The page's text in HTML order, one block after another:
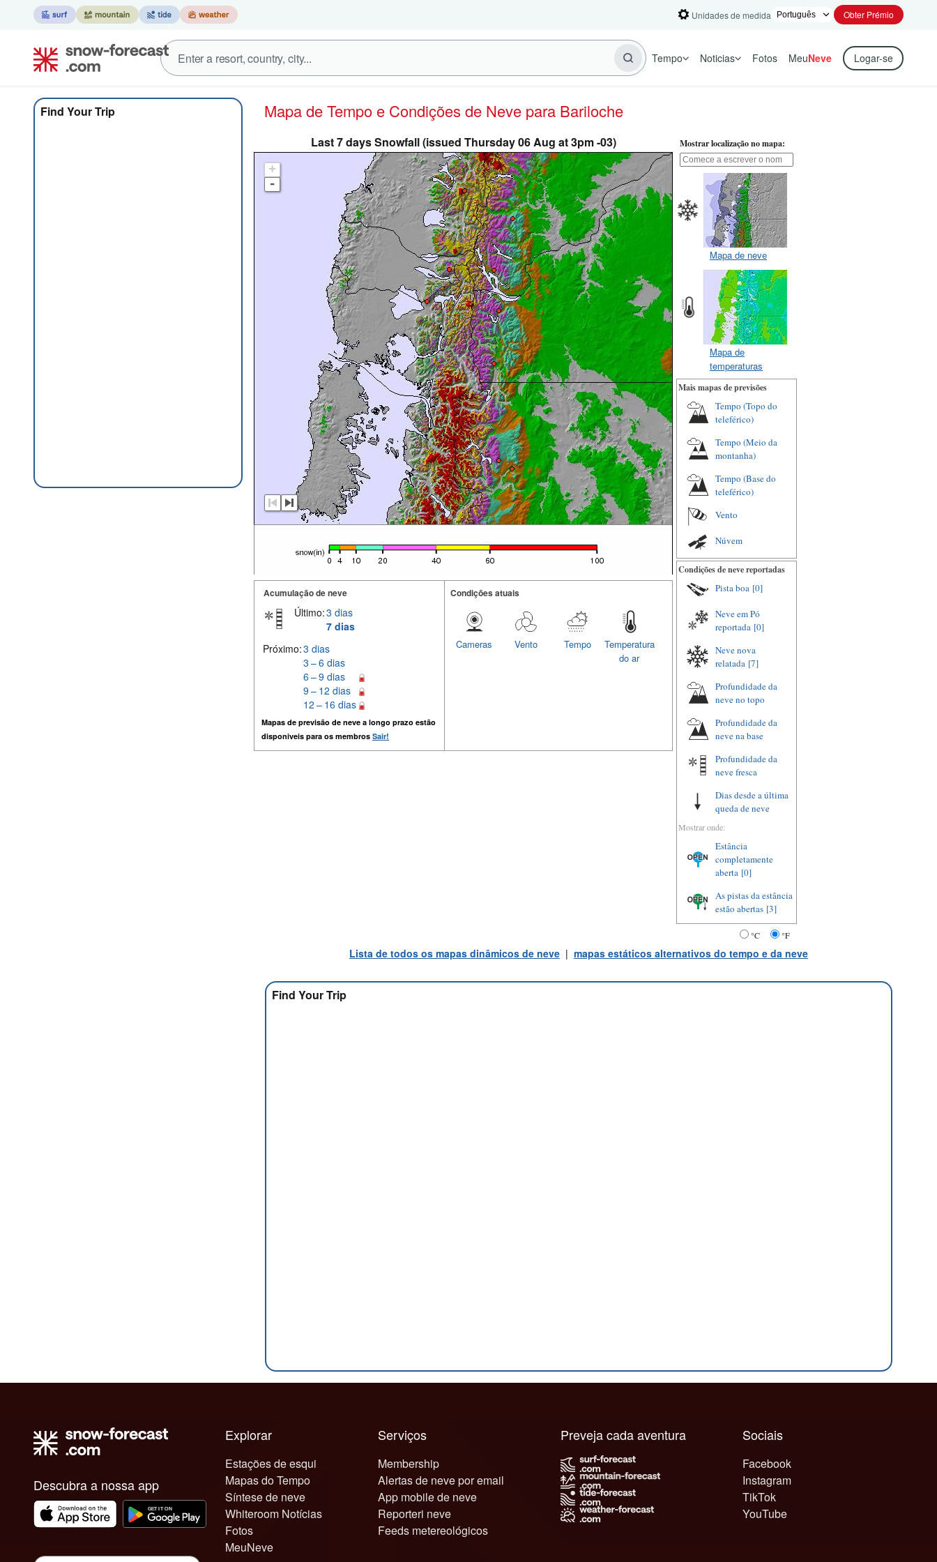
Unidades de medida Obter Prémio
Tempo Noticias Fotos MeuNeve Logar-se
Find Your Trip Mapa de Tempo e Condições de Neve para Bariloche
Last 7 days Snowfall (issued Thursday 06 Aug at 3pm -03)
+
-
Acumulação de neve
Último:3 dias
7 dias
Próximo:3 dias
3 – 6 dias
6 – 9 dias
9 – 12 dias
12 – 16 dias
Mapas de previsão de neve a longo prazo estão
disponiveis para os membros Sair!
Condições atuais
Temperatura
do ar
Tempo
Vento
Cameras
Mostrar localização no mapa:
Mapa de neve
Mapa de
temperaturas
Mais mapas de previsões
Tempo (Topo do
teleférico)
Tempo (Meio da
montanha)
Tempo (Base do
teleférico)
Vento
Núvem
Condições de neve reportadas
Pista boa [0]
Neve em Pó
reportada [0]
Neve nova
relatada [7]
Profundidade da
neve no topo
Profundidade da
neve na base
Profundidade da
neve fresca
Dias desde a última
queda de neve
Mostrar onde:
Estância
completamente
aberta [0]
As pistas da estância
estão abertas [3]
°C °F
Lista de todos os mapas dinâmicos de neve | mapas estáticos alternativos do tempo e da neve
Find Your Trip
Descubra a nossa app
Explorar
Estações de esqui
Mapas do Tempo
Síntese de neve
Whiteroom Notícias
Fotos
MeuNeve
Serviços
Membership
Alertas de neve por email
App mobile de neve
Reporteri neve
Feeds metereológicos
Sociais
Facebook
Instagram
TikTok
YouTube
Preveja cada aventura